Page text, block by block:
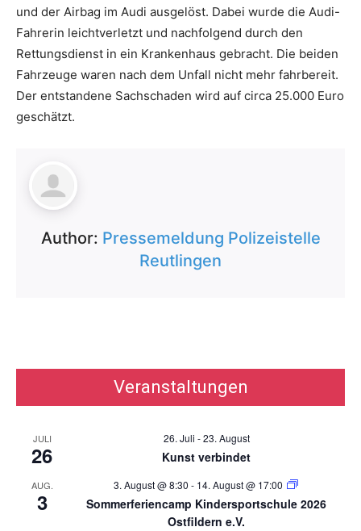
und der Airbag im Audi ausgelöst. Dabei wurde die Audi-
Fahrerin leichtverletzt und nachfolgend durch den
Rettungsdienst in ein Krankenhaus gebracht. Die beiden
Fahrzeuge waren nach dem Unfall nicht mehr fahrbereit.
Der entstandene Sachschaden wird auf circa 25.000 Euro
geschätzt.
Author: Pressemeldung Polizeistelle
Reutlingen
Veranstaltungen
JULI
26
26. Juli -23. August
Kunst verbindet
AUG.
3
3. August @ 8:30 - 14. August @ 17:00
Sommerferiencamp Kindersportschule 2026
Ostfildern e.V.